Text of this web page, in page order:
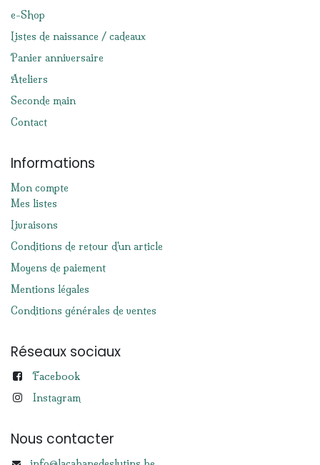
e-Shop
Listes de naissance / cadeaux
Panier anniversaire
Ateliers
Seconde main
Contact
Informations
Mon compte
Mes listes
Livraisons
Conditions de retour d'un article
Moyens de paiement
Mentions légales
Conditions générales de ventes
Réseaux sociaux
Facebook
Instagram
Nous contacter